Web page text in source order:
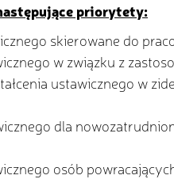
priorytety:
skierowane do
w związku z
ustawicznego w
dla
osób